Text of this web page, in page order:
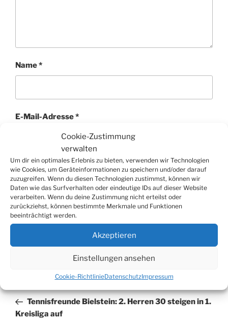
Cookie-Zustimmung
verwalten
Um dir ein optimales Erlebnis zu bieten, verwenden wir Technologien
wie Cookies, um Geräteinformationen zu speichern und/oder darauf
zuzugreifen. Wenn du diesen Technologien zustimmst, können wir
Daten wie das Surfverhalten oder eindeutige IDs auf dieser Website
verarbeiten. Wenn du deine Zustimmung nicht erteilst oder
zurückziehst, können bestimmte Merkmale und Funktionen
beeinträchtigt werden.
Akzeptieren
Einstellungen ansehen
Cookie-RichtlinieDatenschutzImpressum
Name*
E-Mail-Adresse*
Website
Beitragsnavigation
Beitrag
Tennisfreunde Bielstein: 2. Herren 30 steigen in 1.
Kreisliga auf